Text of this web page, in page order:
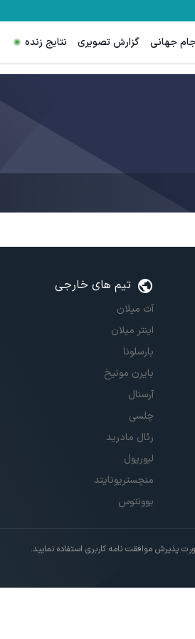
جهانی گزارش تصویری نتایج زنده
تیم های خارجی
آث میلان
اینتر میلان
بارسلونا
بایرن مونیخ
آرسنال
چلسی
رئال مادرید
لیورپول
منچستریونایتد
یوونتوس
موافقت نامه کاربری استفاده نمایید.